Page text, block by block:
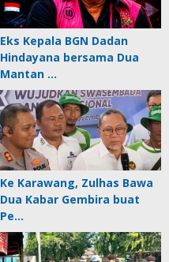
Eks Kepala BGN Dadan
Hindayana bersama Dua
Mantan …
Ke Karawang, Zulhas Bawa
Dua Kabar Gembira buat
Pe…